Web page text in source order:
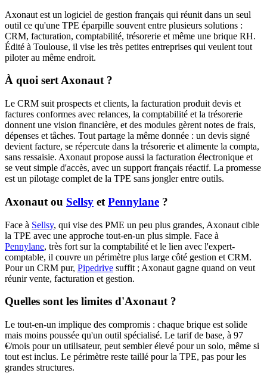
Axonaut est un logiciel de gestion français qui réunit dans un seul
outil ce qu'une TPE éparpille souvent entre plusieurs solutions :
CRM, facturation, comptabilité, trésorerie et même une brique RH.
Édité à Toulouse, il vise les très petites entreprises qui veulent tout
piloter au même endroit.
À quoi sert Axonaut ?
Le CRM suit prospects et clients, la facturation produit devis et
factures conformes avec relances, la comptabilité et la trésorerie
donnent une vision financière, et des modules gèrent notes de frais,
dépenses et tâches. Tout partage la même donnée : un devis signé
devient facture, se répercute dans la trésorerie et alimente la compta,
sans ressaisie. Axonaut propose aussi la facturation électronique et
se veut simple d'accès, avec un support français réactif. La promesse
est un pilotage complet de la TPE sans jongler entre outils.
Axonaut ou Sellsy et Pennylane ?
Face à Sellsy, qui vise des PME un peu plus grandes, Axonaut cible
la TPE avec une approche tout-en-un plus simple. Face à
Pennylane, très fort sur la comptabilité et le lien avec l'expert-
comptable, il couvre un périmètre plus large côté gestion et CRM.
Pour un CRM pur, Pipedrive suffit ; Axonaut gagne quand on veut
réunir vente, facturation et gestion.
Quelles sont les limites d'Axonaut ?
Le tout-en-un implique des compromis : chaque brique est solide
mais moins poussée qu'un outil spécialisé. Le tarif de base, à 97
€/mois pour un utilisateur, peut sembler élevé pour un solo, même si
tout est inclus. Le périmètre reste taillé pour la TPE, pas pour les
grandes structures.